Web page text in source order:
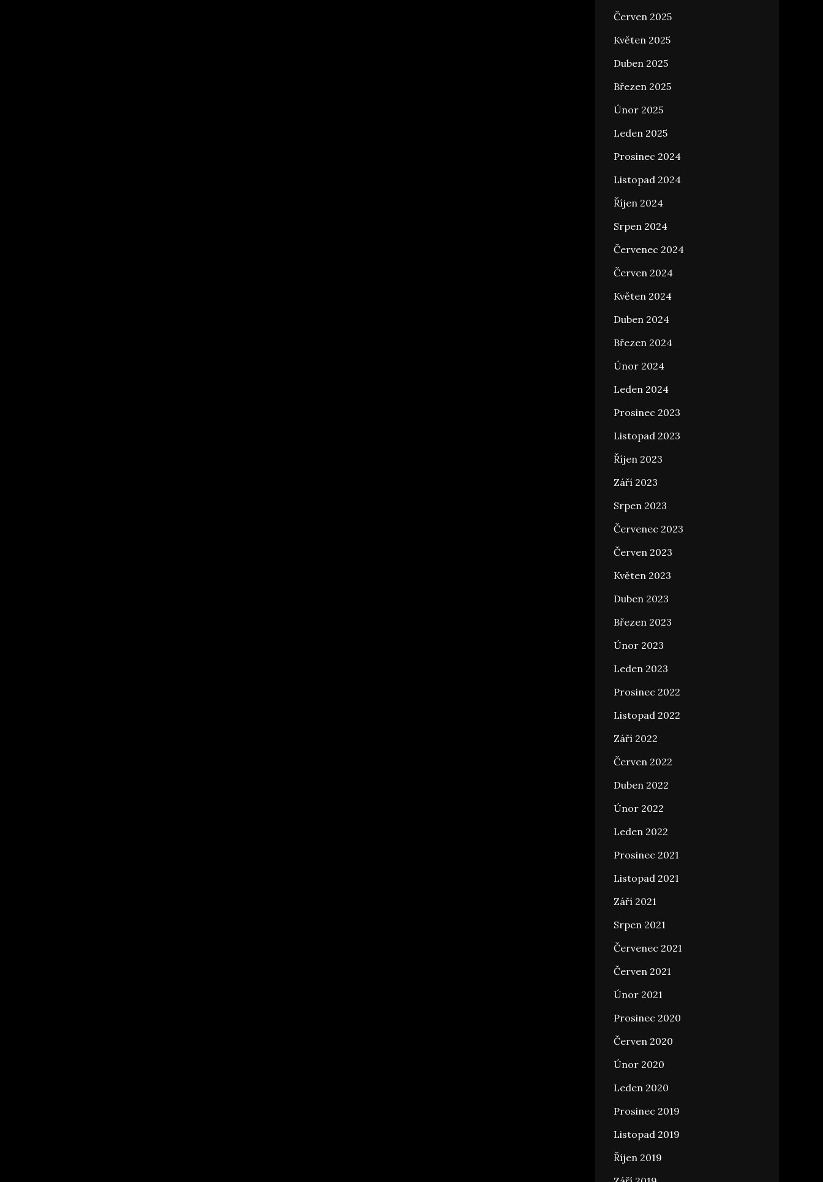
Červen 2025
Květen 2025
Duben 2025
Březen 2025
Únor 2025
Leden 2025
Prosinec 2024
Listopad 2024
Říjen 2024
Srpen 2024
Červenec 2024
Červen 2024
Květen 2024
Duben 2024
Březen 2024
Únor 2024
Leden 2024
Prosinec 2023
Listopad 2023
Říjen 2023
Září 2023
Srpen 2023
Červenec 2023
Červen 2023
Květen 2023
Duben 2023
Březen 2023
Únor 2023
Leden 2023
Prosinec 2022
Listopad 2022
Září 2022
Červen 2022
Duben 2022
Únor 2022
Leden 2022
Prosinec 2021
Listopad 2021
Září 2021
Srpen 2021
Červenec 2021
Červen 2021
Únor 2021
Prosinec 2020
Červen 2020
Únor 2020
Leden 2020
Prosinec 2019
Listopad 2019
Říjen 2019